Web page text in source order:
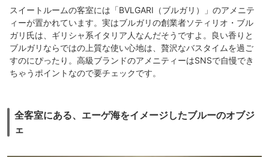
スイートルームの客室には「BVLGARI（ブルガリ）」のアメニテ
ィーが置かれています。実はブルガリの創業者ソティリオ・ブル
ガリ氏は、ギリシャ系イタリア人なんだそうですよ。良い香りと
ブルガリならではの上質な使い心地は、贅沢なバスタイムを過ご
すのにぴったり。高級ブランドのアメニティーはSNSで自慢でき
ちゃうポイントなので要チェックです。
全客室にある、エーゲ海をイメージしたブルーのオブジ
ェ